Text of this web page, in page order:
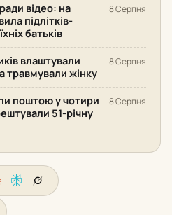
відео: на
підлітків-
батьків
8 Серпня
влаштували
травмували жінку
8 Серпня
поштою у чотири
51-річну
8 Серпня